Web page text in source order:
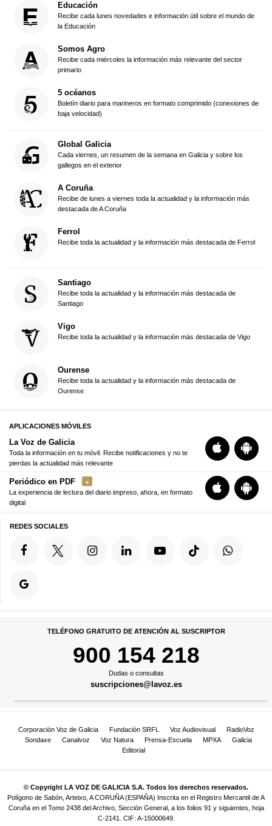
Educación
Recibe cada lunes novedades e información útil sobre el mundo de
la Educación
Somos Agro
Recibe cada miércoles la información más relevante del sector
primario
5 océanos
Boletín diario para marineros en formato comprimido (conexiones de
baja velocidad)
Global Galicia
Cada viernes, un resumen de la semana en Galicia y sobre los
gallegos en el exterior
A Coruña
Recibe de lunes a viernes toda la actualidad y la información más
destacada de A Coruña
Ferrol
Recibe toda la actualidad y la información más destacada de Ferrol
Santiago
Recibe toda la actualidad y la información más destacada de
Santiago
Vigo
Recibe toda la actualidad y la información más destacada de Vigo
Ourense
Recibe toda la actualidad y la información más destacada de
Ourense
APLICACIONES MÓVILES
La Voz de Galicia
Toda la información en tu móvil. Recibe notificaciones y no te
pierdas la actualidad más relevante
Periódico en PDF
La experiencia de lectura del diario impreso, ahora, en formato
digital
REDES SOCIALES
TELÉFONO GRATUITO DE ATENCIÓN AL SUSCRIPTOR
900 154 218
Dudas o consultas
suscripciones@lavoz.es
Corporación Voz de Galicia Fundación SRFL Voz Audiovisual
RadioVoz
Sondaxe
Canalvoz Voz Natura Prensa-Escuela MPXA
Galicia
Editorial
© Copyright LA VOZ DE GALICIA S.A. Todos los derechos reservados.
Polígono de Sabón, Arteixo, A CORUÑA (ESPAÑA) Inscrita en el Registro Mercantil de A
Coruña en el Tomo 2438 del Archivo, Sección General, a los folios 91 y siguientes, hoja
C-2141. CIF: A-15000649.